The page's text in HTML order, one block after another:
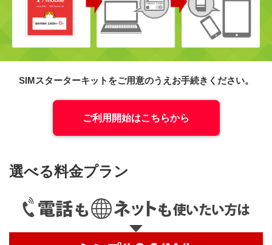
SIMスターターキットをご用意のうえお手続きください。
ご利用開始はこちらから
選べる料金プラン